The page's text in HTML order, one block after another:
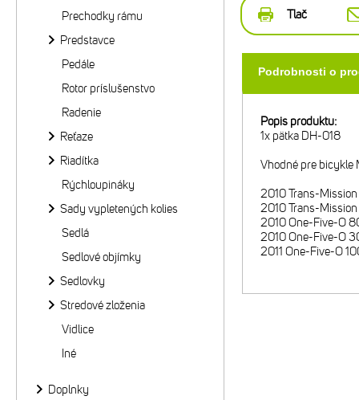
Tlač
Podrobnosti o
Popis produktu:
1x pätka DH-018
Vhodné pre bicykle
2010 Trans-
2010 Trans-
2010 One-Five-O
2010 One-Five-O
2011 One-Five-O
Prechodky rámu
Predstavce
Pedále
Rotor príslušenstvo
Radenie
Reťaze
Riadítka
Rýchloupináky
Sady vypletených kolies
Sedlá
Sedlové objímky
Sedlovky
Stredové zloženia
Vidlice
Iné
Doplnky